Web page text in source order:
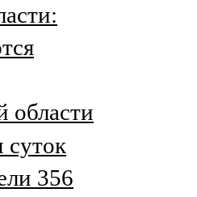
области
суток
356